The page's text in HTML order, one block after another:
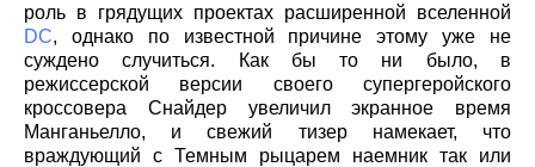
роль в грядущих проектах расширенной вселенной
DC, однако по известной причине этому уже не
суждено случиться. Как бы то ни было, в
режиссерской версии своего супергеройского
кроссовера Снайдер увеличил экранное время
Манганьелло, и свежий тизер намекает, что
враждующий с Темным рыцарем наемник так или